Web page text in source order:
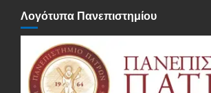
Λογότυπα Πανεπιστημίου